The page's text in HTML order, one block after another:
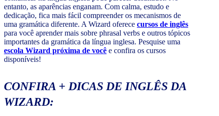
entanto, as aparências enganam. Com calma, estudo e
dedicação, fica mais fácil compreender os mecanismos de
uma gramática diferente. A Wizard oferece cursos de inglês
para você aprender mais sobre phrasal verbs e outros tópicos
importantes da gramática da língua inglesa. Pesquise uma
escola Wizard próxima de você e confira os cursos
disponíveis!
CONFIRA + DICAS DE INGLÊS DA
WIZARD: